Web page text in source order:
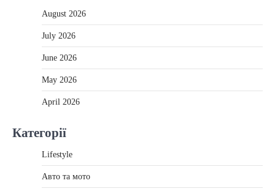
August 2026
July 2026
June 2026
May 2026
April 2026
Категорії
Lifestyle
Авто та мото